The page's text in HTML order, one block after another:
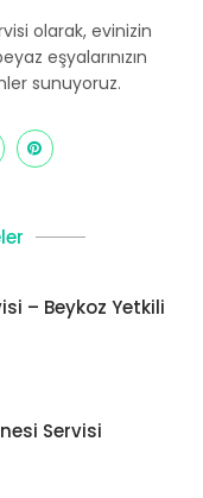
olarak, evinizin
eşyalarınızın
sunuyoruz.
– Beykoz Yetkili
Servisi